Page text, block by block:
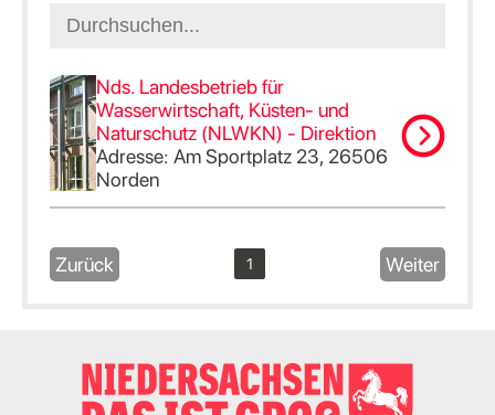
Nds. Landesbetrieb für
Wasserwirtschaft, Küsten- und
Naturschutz (NLWKN) - Direktion
Adresse: Am Sportplatz 23, 26506
Norden
Zurück 1 Weiter